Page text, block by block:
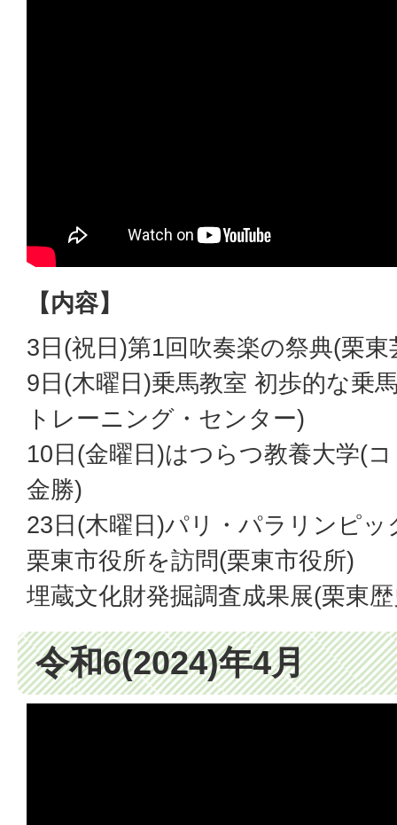
【内容】
3日(祝日)第1回吹奏楽の祭典(栗
9日(木曜日)乗馬教室 初歩的な乗
トレーニング・センター)
10日(金曜日)はつらつ教養大学(
金勝)
23日(木曜日)パリ・パラリンピッ
栗東市役所を訪問(栗東市役所)
埋蔵文化財発掘調査成果展(栗東
令和6(2024)年4月